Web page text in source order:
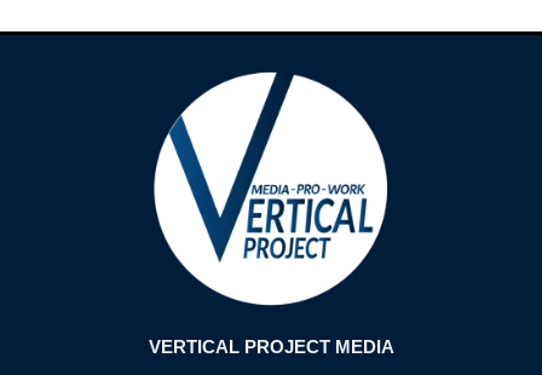
VERTICAL PROJECT MEDIA